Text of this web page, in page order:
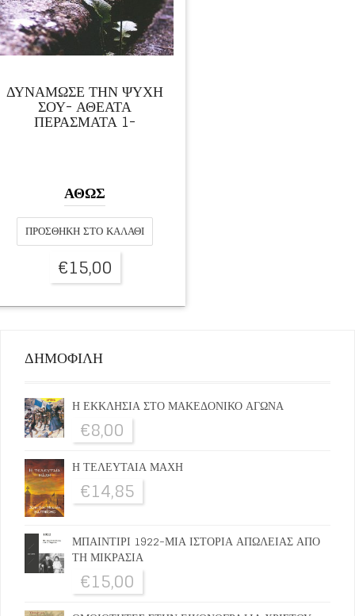
ΔΥΝΑΜΩΣΕ ΤΗΝ ΨΥΧΗ
ΣΟΥ- ΑΘΕΑΤΑ
ΠΕΡΑΣΜΑΤΑ 1-
ΑΘΩΣ
ΠΡΟΣΘΉΚΗ ΣΤΟ ΚΑΛΆΘΙ
€15,00
ΔΗΜΟΦΙΛΗ
Η ΕΚΚΛΗΣΙΑ ΣΤΟ ΜΑΚΕΔΟΝΙΚΟ ΑΓΩΝΑ
€8,00
Η ΤΕΛΕΥΤΑΙΑ ΜΑΧΗ
€14,85
ΜΠΑΙΝΤΙΡΙ 1922-ΜΙΑ ΙΣΤΟΡΙΑ ΑΠΩΛΕΙΑΣ ΑΠΟ
ΤΗ ΜΙΚΡΑΣΙΑ
€15,00